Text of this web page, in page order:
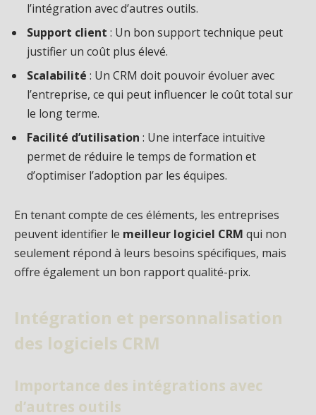
l’intégration avec d’autres outils.
Support client : Un bon support technique peut
justifier un coût plus élevé.
Scalabilité : Un CRM doit pouvoir évoluer avec
l’entreprise, ce qui peut influencer le coût total sur
le long terme.
Facilité d’utilisation : Une interface intuitive
permet de réduire le temps de formation et
d’optimiser l’adoption par les équipes.
En tenant compte de ces éléments, les entreprises
peuvent identifier le meilleur logiciel CRM qui non
seulement répond à leurs besoins spécifiques, mais
offre également un bon rapport qualité-prix.
Intégration et personnalisation
des logiciels CRM
Importance des intégrations avec
d’autres outils